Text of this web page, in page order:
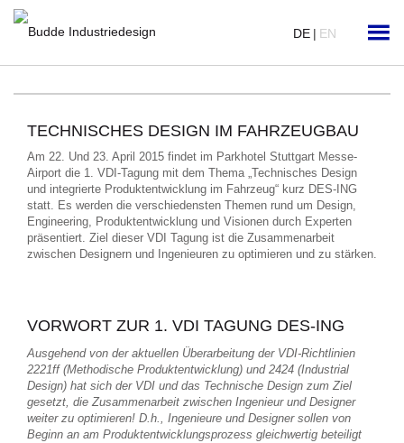
DE | EN
TECHNISCHES DESIGN IM FAHRZEUGBAU
Am 22. Und 23. April 2015 findet im Parkhotel Stuttgart Messe-
Airport die 1. VDI-Tagung mit dem Thema „Technisches Design
und integrierte Produktentwicklung im Fahrzeug“ kurz DES-ING
statt. Es werden die verschiedensten Themen rund um Design,
Engineering, Produktentwicklung und Visionen durch Experten
präsentiert. Ziel dieser VDI Tagung ist die Zusammenarbeit
zwischen Designern und Ingenieuren zu optimieren und zu stärken.
VORWORT ZUR 1. VDI TAGUNG DES-ING
Ausgehend von der aktuellen Überarbeitung der VDI-Richtlinien
2221ff (Methodische Produktentwicklung) und 2424 (Industrial
Design) hat sich der VDI und das Technische Design zum Ziel
gesetzt, die Zusammenarbeit zwischen Ingenieur und Designer
weiter zu optimieren! D.h., Ingenieure und Designer sollen von
Beginn an am Produktentwicklungsprozess gleichwertig beteiligt